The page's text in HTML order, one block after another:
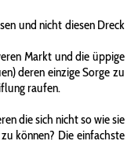
und nicht diesen Dreck
Markt und die üppige
deren einzige Sorge zu
raufen.
die sich nicht so wie sie
können? Die einfachste